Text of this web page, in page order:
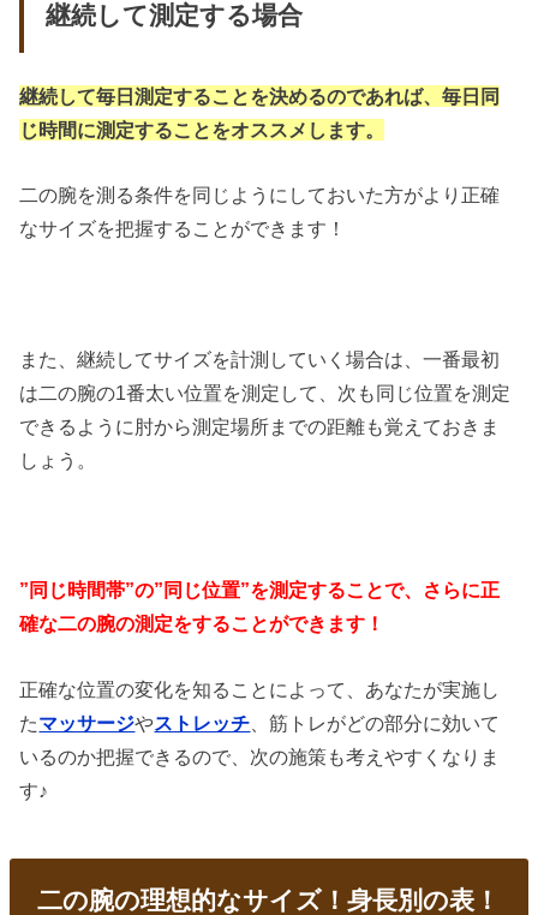
継続して測定する場合
継続して毎日測定することを決めるのであれば、毎日同
じ時間に測定することをオススメします。
二の腕を測る条件を同じようにしておいた方がより正確
なサイズを把握することができます！
また、継続してサイズを計測していく場合は、一番最初
は二の腕の1番太い位置を測定して、次も同じ位置を測定
できるように肘から測定場所までの距離も覚えておきま
しょう。
”同じ時間帯”の”同じ位置”を測定することで、さらに正
確な二の腕の測定をすることができます！
正確な位置の変化を知ることによって、あなたが実施し
たマッサージやストレッチ 、筋トレがどの部分に効いて
いるのか把握できるので、次の施策も考えやすくなりま
す♪
二の腕の理想的なサイズ！身長別の表！